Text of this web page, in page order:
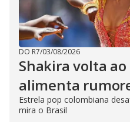
DO R7/03/08/2026
Shakira volta
alimenta
Estrela pop colombiana
mira o Brasil